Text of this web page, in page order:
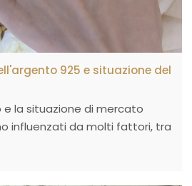
925 e situazione del
e la situazione di mercato
influenzati da molti fattori, tra
la domanda del